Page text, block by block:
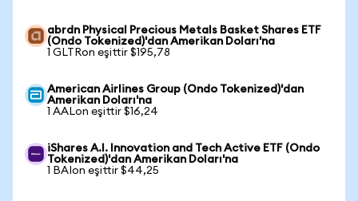
abrdn Physical Precious Metals Basket Shares ETF
(Ondo Tokenized)'dan Amerikan Doları'na
1 GLTRon eşittir $195,78
American Airlines Group (Ondo Tokenized)'dan
Amerikan Doları'na
1 AALon eşittir $16,24
iShares A.I. Innovation and Tech Active ETF (Ondo
Tokenized)'dan Amerikan Doları'na
1 BAIon eşittir $44,25